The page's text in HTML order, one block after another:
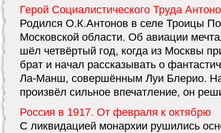
Герой Социалистического Труда
Родился О.К.Антонов в селе Троицы
Московской области. Об авиации
шёл четвёртый год, когда из Москвы
брат и начал рассказывать о
Ла-Манш, совершённым Луи Блерио.
произвёл сильное впечатление, он
Россия в 1917. От февраля к октябрю
С ликвидацией монархии рушились